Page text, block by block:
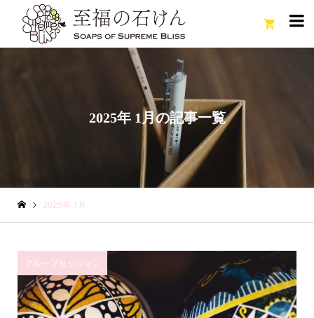

2025年 1月の記事一覧
2025年 1月
グループセッション